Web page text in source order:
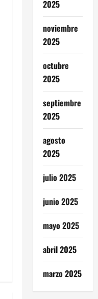
2025
noviembre
2025
octubre
2025
septiembre
2025
agosto
2025
julio 2025
junio 2025
mayo 2025
abril 2025
marzo 2025